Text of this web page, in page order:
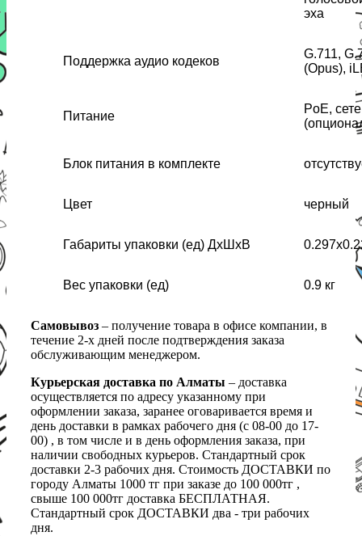
эха
Поддержка аудио кодеков
G.711,
(Opus),
Питание
PoE,
Блок питания в комплекте
Цвет черный
Габариты упаковки (ед) ДхШхВ
Вес упаковки (ед) 0.9 кг
Самовывоз – получение товара в офисе компании, в
течение 2-х дней после подтверждения заказа
обслуживающим менеджером.
Курьерская доставка по Алматы – доставка
осуществляется по адресу указанному при
оформлении заказа, заранее оговаривается время и
день доставки в рамках рабочего дня (с 08-00 до 17-
00) , в том числе и в день оформления заказа, при
наличии свободных курьеров. Стандартный срок
доставки 2-3 рабочих дня. Стоимость ДОСТАВКИ по
городу Алматы 1000 тг при заказе до 100 000тг ,
свыше 100 000тг доставка БЕСПЛАТНАЯ.
Стандартный срок ДОСТАВКИ два - три рабочих
дня.